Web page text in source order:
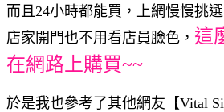
而且24小時都能買，上網慢慢挑
店家開門也不用看店員臉色， 這
在網路上購買~~
於是我也參考了其他網友【Vital